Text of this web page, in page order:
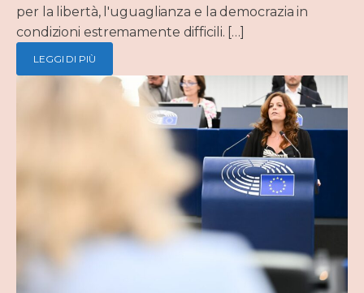
per la libertà, l'uguaglianza e la democrazia in
condizioni estremamente difficili. […]
LEGGI DI PIÙ